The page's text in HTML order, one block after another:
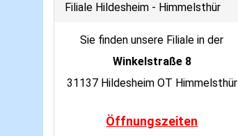
Filiale Hildesheim - Himmelsthür
Sie finden unsere Filiale in der
Winkelstraße 8
31137 Hildesheim OT Himmelsthür
Öffnungszeiten